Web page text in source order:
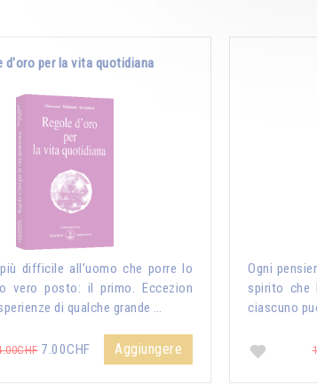
d'oro per la vita quotidiana
difficile all’uomo che porre lo
vero posto: il primo. Eccezion
di qualche grande …
7.00CHF Aggiungere
Ogni
spirito che
ciascuno